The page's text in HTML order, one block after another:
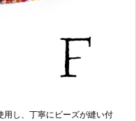
し、丁寧にビーズが縫い付